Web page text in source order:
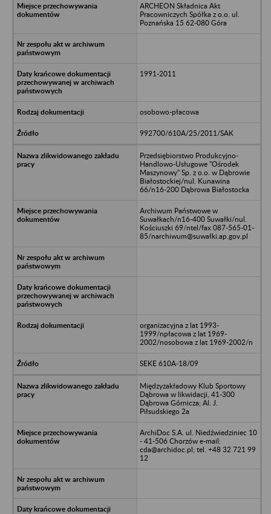
ARCHEON Składnica Akt
Pracowniczych Spółka z o.o. ul.
Poznańska 15 62-080 Góra
1991-2011
osobowo-płacowa
992700/610A/25/2011/SAK
Przedsiębiorstwo Produkcyjno-
Handlowo-Usługowe "Ośrodek
Maszynowy" Sp. z o.o. w Dąbrowie
Białostockiej/nul. Kunawina
66/n16-200 Dąbrowa Białostocka
Archiwum Państwowe w
Suwałkach/n16-400 Suwałki/nul.
Kościuszki 69/ntel/fax 087-565-01-
85/narchiwum@suwałki.ap.gov.pl
organizacyjna z lat 1993-
1999/npłacowa z lat 1969-
2002/nosobowa z lat 1969-2002/n
SEKE 610A-18/09
Międzyzakładowy Klub Sportowy
Dąbrowa w likwidacji, 41-300
Dąbrowa Górnicza; Al. J.
Piłsudskiego 2a
ArchiDoc S.A. ul. Niedźwiedziniec 10
- 41-506 Chorzów e-mail:
cda@archidoc.pl; tel. +48 32 721 99
12